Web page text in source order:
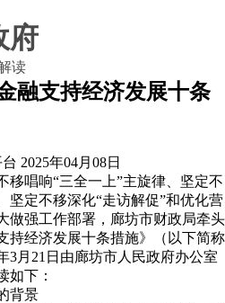
读
融支持经济发展十条
2025年04月08日
移唱响“三全一上”主旋律、坚定不
坚定不移深化“走访解促”和优化营
做强工作部署，廊坊市财政局牵头
持经济发展十条措施》（以下简称
3月21日由廊坊市人民政府办公室
如下：
背景